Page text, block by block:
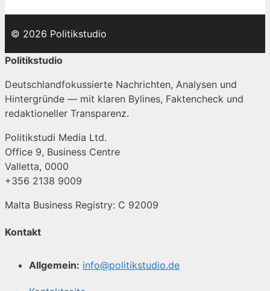
© 2026 Politikstudio
Politikstudio
Deutschlandfokussierte Nachrichten, Analysen und
Hintergründe — mit klaren Bylines, Faktencheck und
redaktioneller Transparenz.
Politikstudi Media Ltd.
Office 9, Business Centre
Valletta, 0000
+356 2138 9009
Malta Business Registry: C 92009
Kontakt
Allgemein: info@politikstudio.de